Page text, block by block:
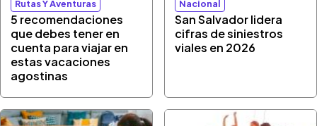
Rutas Y Aventuras
5 recomendaciones
que debes tener en
cuenta para viajar en
estas vacaciones
agostinas
Nacional
San Salvador lidera
cifras de siniestros
viales en 2026